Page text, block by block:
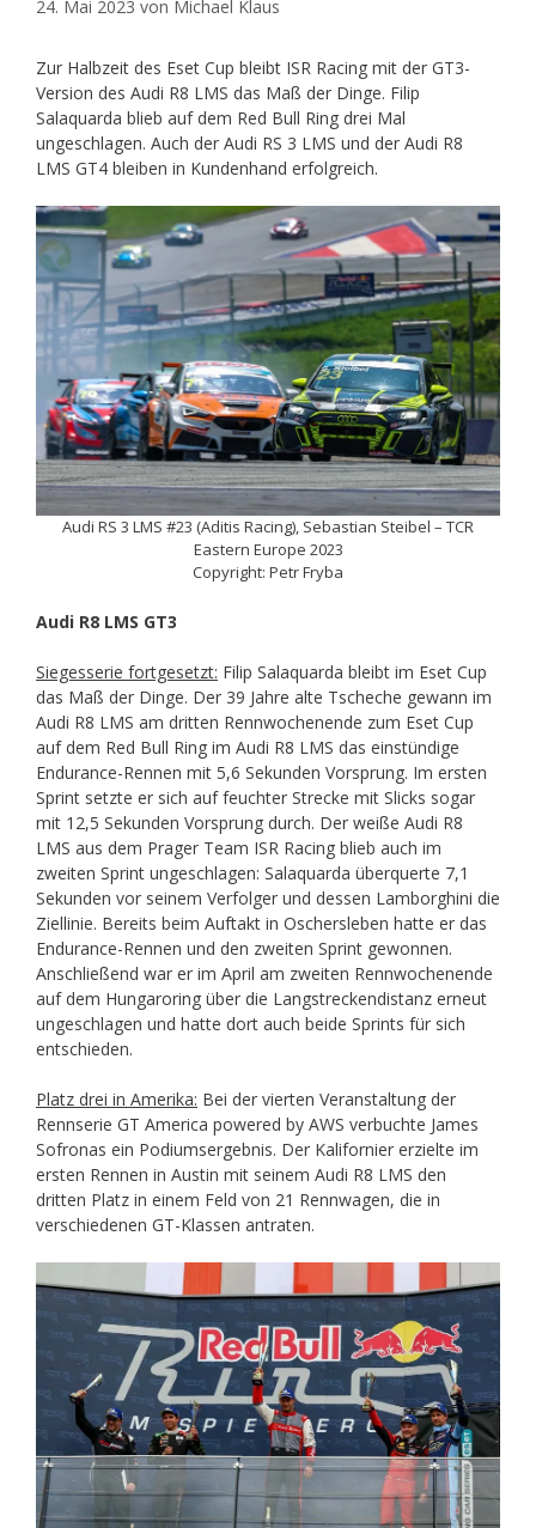
24. Mai 2023 von Michael Klaus
Zur Halbzeit des Eset Cup bleibt ISR Racing mit der GT3-
Version des Audi R8 LMS das Maß der Dinge. Filip
Salaquarda blieb auf dem Red Bull Ring drei Mal
ungeschlagen. Auch der Audi RS 3 LMS und der Audi R8
LMS GT4 bleiben in Kundenhand erfolgreich.
Audi RS 3 LMS #23 (Aditis Racing), Sebastian Steibel – TCR
Eastern Europe 2023
Copyright: Petr Fryba
Audi R8 LMS GT3
Siegesserie fortgesetzt: Filip Salaquarda bleibt im Eset Cup
das Maß der Dinge. Der 39 Jahre alte Tscheche gewann im
Audi R8 LMS am dritten Rennwochenende zum Eset Cup
auf dem Red Bull Ring im Audi R8 LMS das einstündige
Endurance-Rennen mit 5,6 Sekunden Vorsprung. Im ersten
Sprint setzte er sich auf feuchter Strecke mit Slicks sogar
mit 12,5 Sekunden Vorsprung durch. Der weiße Audi R8
LMS aus dem Prager Team ISR Racing blieb auch im
zweiten Sprint ungeschlagen: Salaquarda überquerte 7,1
Sekunden vor seinem Verfolger und dessen Lamborghini die
Ziellinie. Bereits beim Auftakt in Oschersleben hatte er das
Endurance-Rennen und den zweiten Sprint gewonnen.
Anschließend war er im April am zweiten Rennwochenende
auf dem Hungaroring über die Langstreckendistanz erneut
ungeschlagen und hatte dort auch beide Sprints für sich
entschieden.
Platz drei in Amerika: Bei der vierten Veranstaltung der
Rennserie GT America powered by AWS verbuchte James
Sofronas ein Podiumsergebnis. Der Kalifornier erzielte im
ersten Rennen in Austin mit seinem Audi R8 LMS den
dritten Platz in einem Feld von 21 Rennwagen, die in
verschiedenen GT-Klassen antraten.